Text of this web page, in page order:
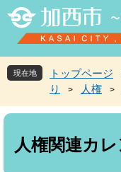
先
頭
す
を
飛
し
現在地 トップページ
り
> 人権 >
本
人権関連カ